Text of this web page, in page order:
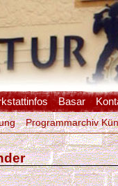
Basar
Programmarchiv